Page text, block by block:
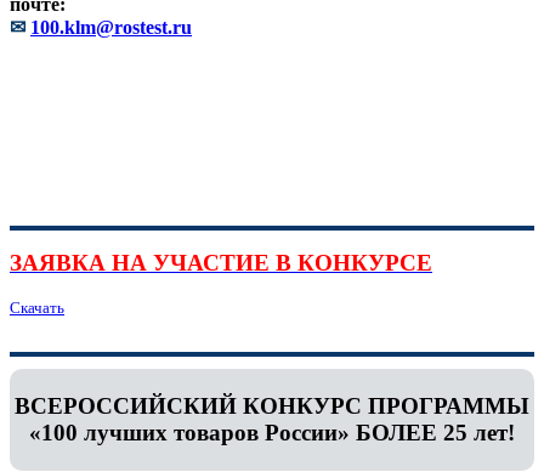
почте:
✉ 100.klm@rostest.ru
ЗАЯВКА НА УЧАСТИЕ В КОНКУРСЕ
Скачать
ВСЕРОССИЙСКИЙ КОНКУРС ПРОГРАММЫ
«100 лучших товаров России» БОЛЕЕ 25 лет!